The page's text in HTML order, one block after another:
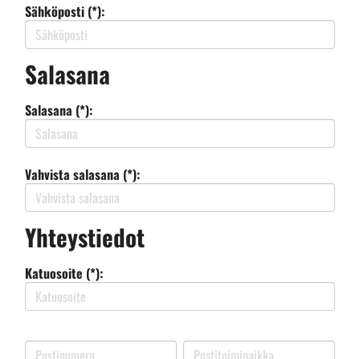
Sähköposti (*):
Salasana
Salasana (*):
Vahvista salasana (*):
Yhteystiedot
Katuosoite (*):